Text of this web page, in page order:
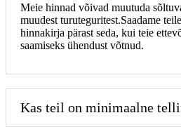
Meie hinnad võivad muutuda
muudest turuteguritest.Saadame
hinnakirja pärast seda, kui teie
saamiseks ühendust võtnud.
Kas teil on minimaalne